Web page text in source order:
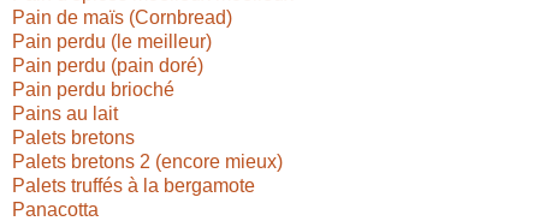
Pain de maïs (Cornbread)
Pain perdu (le meilleur)
Pain perdu (pain doré)
Pain perdu brioché
Pains au lait
Palets bretons
Palets bretons 2 (encore mieux)
Palets truffés à la bergamote
Panacotta